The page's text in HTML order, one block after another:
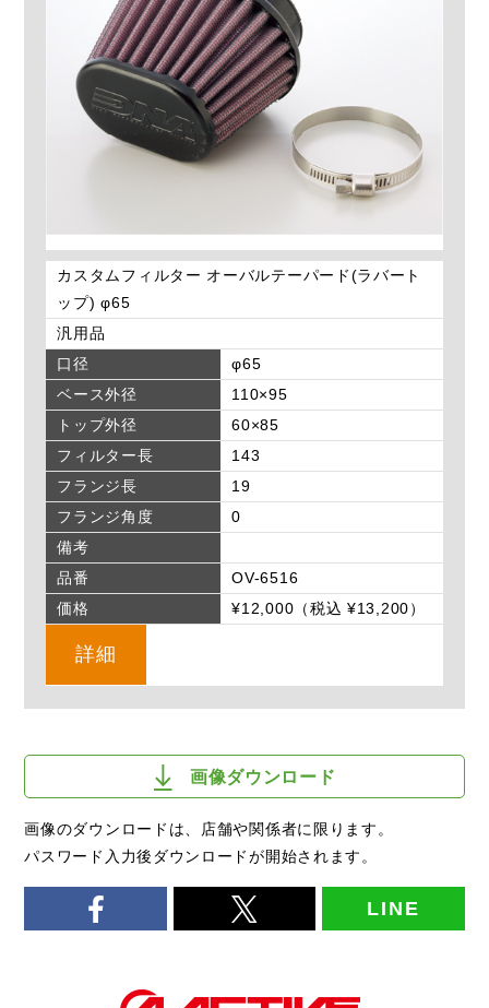
カスタムフィルター オーバルテーパード(ラバート
ップ) φ65
汎用品
口径
φ65
ベース外径
110×95
トップ外径
60×85
フィルター長
143
フランジ長
19
フランジ角度
0
備考
品番
OV-6516
価格
¥12,000（税込 ¥13,200）
詳細
画像ダウンロード
画像のダウンロードは、店舗や関係者に限ります。
パスワード入力後ダウンロードが開始されます。
LINE